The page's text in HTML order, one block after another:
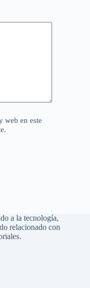
web en este
a la tecnología,
relacionado con